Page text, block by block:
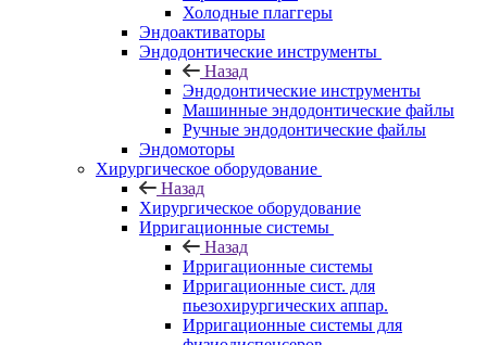
Холодные плаггеры
Эндоактиваторы
Эндодонтические инструменты
Назад
Эндодонтические инструменты
Машинные эндодонтические файлы
Ручные эндодонтические файлы
Эндомоторы
Хирургическое оборудование
Назад
Хирургическое оборудование
Ирригационные системы
Назад
Ирригационные системы
Ирригационные сист. для
пьезохирургических аппар.
Ирригационные системы для